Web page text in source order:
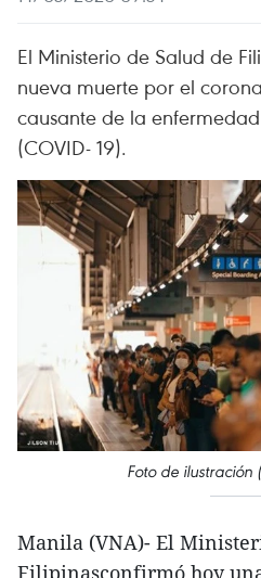
El Ministerio de Salud de
nueva muerte por el
causante de la
(COVID- 19).
Foto de ilustración
Manila (VNA)- El
Filipinasconfirmó hoy